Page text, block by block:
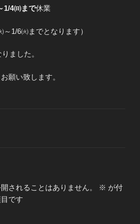
1/4㈰まで休業
～1/6㈫までとなります）
ました。
願い致します。
されることはありません。 ※ が付
です